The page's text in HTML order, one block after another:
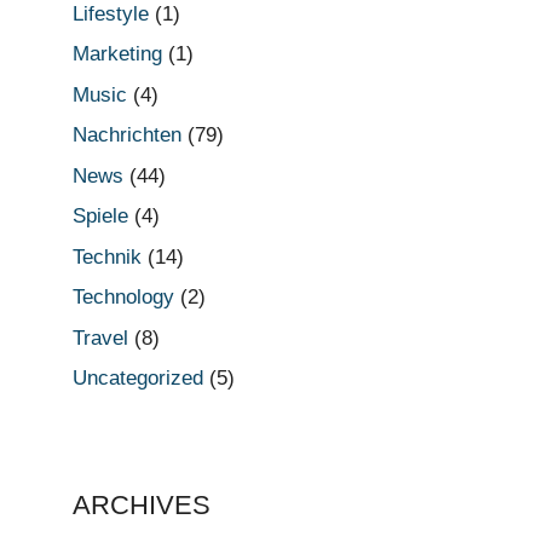
Lifestyle (1)
Marketing (1)
Music (4)
Nachrichten (79)
News (44)
Spiele (4)
Technik (14)
Technology (2)
Travel (8)
Uncategorized (5)
ARCHIVES